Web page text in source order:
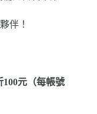
伴！
元（每帳號